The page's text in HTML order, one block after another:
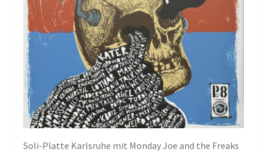
Soli-Platte Karlsruhe mit Monday Joe and the Freaks